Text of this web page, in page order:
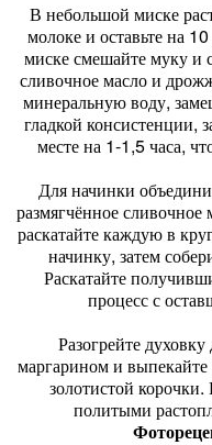
В небольшой миске
молоке и оставьте на
миске смешайте муку и
сливочное масло и
минеральную воду,
гладкой консистенции,
месте на 1-1,5 часа,
Для начинки
размягчённое сливочное
раскатайте каждую в
начинку, затем
Раскатайте
процесс с
Разогрейте
маргарином и
золотистой
политыми